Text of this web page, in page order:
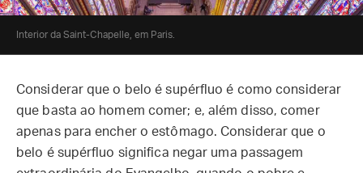
Interior da Saint-Chapelle, em Paris.
Considerar que o belo é supérfluo é como considerar
que basta ao homem comer; e, além disso, comer
apenas para encher o estômago. Considerar que o
belo é supérfluo significa negar uma passagem